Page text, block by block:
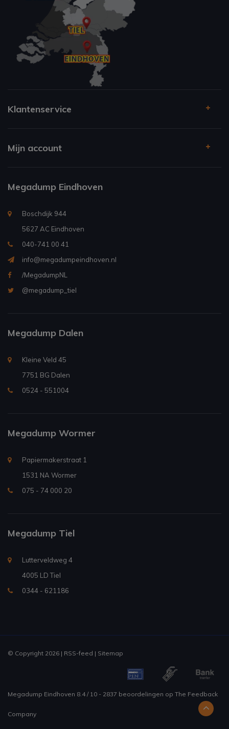
Klantenservice
Mijn account
Megadump Eindhoven
Boschdijk 944
5627 AC Eindhoven
040-741 00 41
info@megadumpeindhoven.nl
/MegadumpNL
@megadump_tiel
Megadump Dalen
Kleine Veld 45
7751 BG Dalen
0524 - 551004
Megadump Wormer
Papiermakerstraat 1
1531 NA Wormer
075 - 74 000 20
Megadump Tiel
Lutterveldweg 4
4005 LD Tiel
0344 - 621186
© Copyright 2026 | RSS-feed | Sitemap
Megadump Eindhoven 8.4/ 10 - 2837 beoordelingen op The Feedback
Company